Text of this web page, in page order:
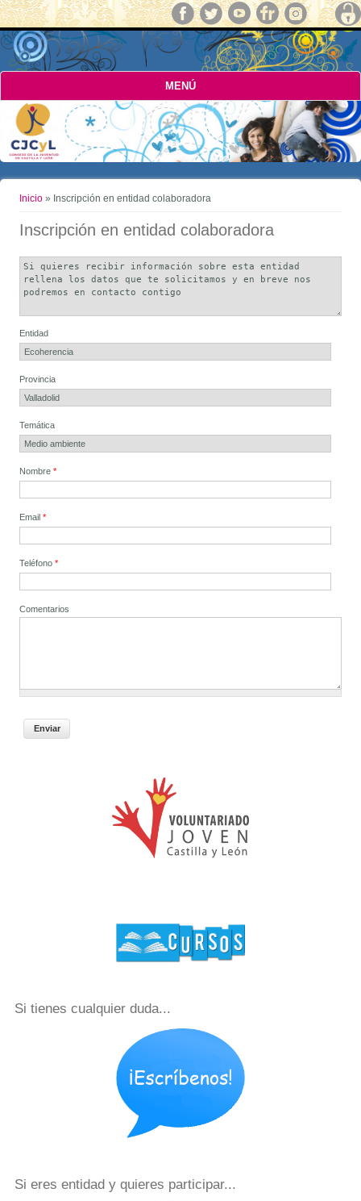
MENÚ
Usted está aquí
Inicio » Inscripción en entidad colaboradora
Inscripción en entidad colaboradora
Observaciones
Entidad
Provincia
Temática
Nombre*
Email*
Teléfono*
Comentarios
Si tienes cualquier duda...
Si eres entidad y quieres participar...